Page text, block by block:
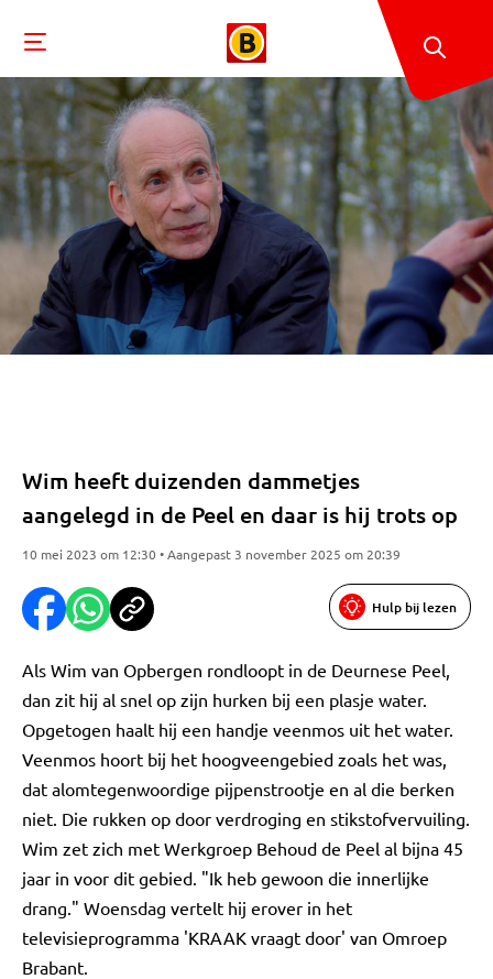
Wim heeft duizenden dammetjes
aangelegd in de Peel en daar is hij trots op
10 mei 2023 om 12:30 • Aangepast 3 november 2025 om 20:39
Hulp bij lezen
Als Wim van Opbergen rondloopt in de Deurnese Peel,
dan zit hij al snel op zijn hurken bij een plasje water.
Opgetogen haalt hij een handje veenmos uit het water.
Veenmos hoort bij het hoogveengebied zoals het was,
dat alomtegenwoordige pijpenstrootje en al die berken
niet. Die rukken op door verdroging en stikstofvervuiling.
Wim zet zich met Werkgroep Behoud de Peel al bijna 45
jaar in voor dit gebied. "Ik heb gewoon die innerlijke
drang." Woensdag vertelt hij erover in het
televisieprogramma 'KRAAK vraagt door' van Omroep
Brabant.